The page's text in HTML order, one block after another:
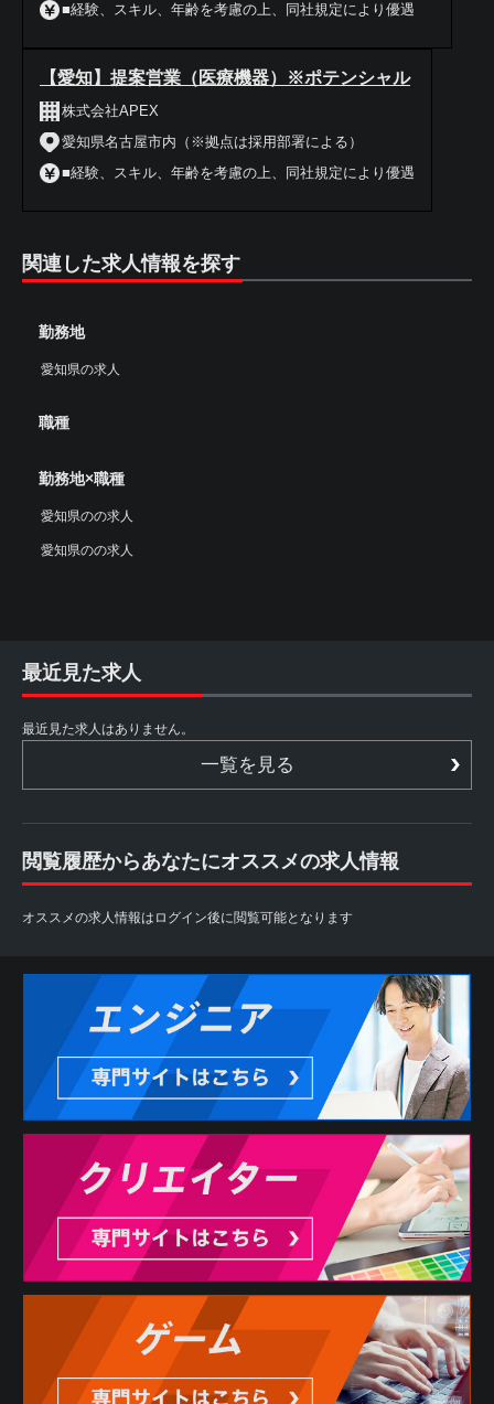
■経験、スキル、年齢を考慮の上、同社規定により優遇
【愛知】提案営業（医療機器）※ポテンシャル
株式会社APEX
愛知県名古屋市内（※拠点は採用部署による）
■経験、スキル、年齢を考慮の上、同社規定により優遇
関連した求人情報を探す
勤務地
愛知県の求人
職種
勤務地×職種
愛知県のの求人
愛知県のの求人
最近見た求人
最近見た求人はありません。
一覧を見る
閲覧履歴からあなたにオススメの求人情報
オススメの求人情報はログイン後に閲覧可能となります